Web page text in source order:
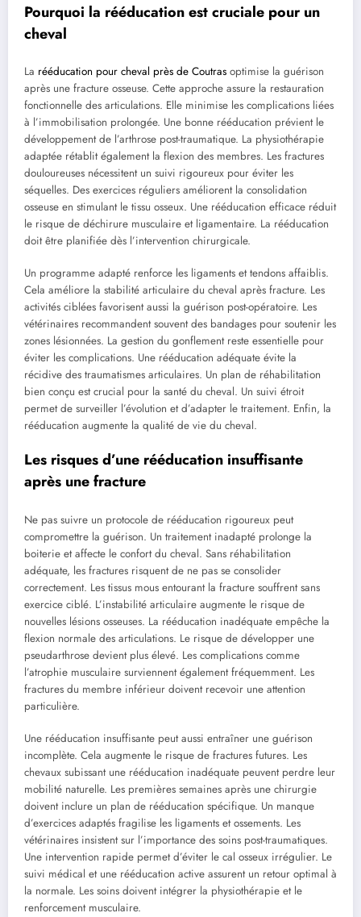
Pourquoi la rééducation est cruciale pour un
cheval
La rééducation pour cheval près de Coutras optimise la guérison
après une fracture osseuse. Cette approche assure la restauration
fonctionnelle des articulations. Elle minimise les complications liées
à l’immobilisation prolongée. Une bonne rééducation prévient le
développement de l’arthrose post-traumatique. La physiothérapie
adaptée rétablit également la flexion des membres. Les fractures
douloureuses nécessitent un suivi rigoureux pour éviter les
séquelles. Des exercices réguliers améliorent la consolidation
osseuse en stimulant le tissu osseux. Une rééducation efficace réduit
le risque de déchirure musculaire et ligamentaire. La rééducation
doit être planifiée dès l’intervention chirurgicale.
Un programme adapté renforce les ligaments et tendons affaiblis.
Cela améliore la stabilité articulaire du cheval après fracture. Les
activités ciblées favorisent aussi la guérison post-opératoire. Les
vétérinaires recommandent souvent des bandages pour soutenir les
zones lésionnées. La gestion du gonflement reste essentielle pour
éviter les complications. Une rééducation adéquate évite la
récidive des traumatismes articulaires. Un plan de réhabilitation
bien conçu est crucial pour la santé du cheval. Un suivi étroit
permet de surveiller l’évolution et d’adapter le traitement. Enfin, la
rééducation augmente la qualité de vie du cheval.
Les risques d’une rééducation insuffisante
après une fracture
Ne pas suivre un protocole de rééducation rigoureux peut
compromettre la guérison. Un traitement inadapté prolonge la
boiterie et affecte le confort du cheval. Sans réhabilitation
adéquate, les fractures risquent de ne pas se consolider
correctement. Les tissus mous entourant la fracture souffrent sans
exercice ciblé. L’instabilité articulaire augmente le risque de
nouvelles lésions osseuses. La rééducation inadéquate empêche la
flexion normale des articulations. Le risque de développer une
pseudarthrose devient plus élevé. Les complications comme
l’atrophie musculaire surviennent également fréquemment. Les
fractures du membre inférieur doivent recevoir une attention
particulière.
Une rééducation insuffisante peut aussi entraîner une guérison
incomplète. Cela augmente le risque de fractures futures. Les
chevaux subissant une rééducation inadéquate peuvent perdre leur
mobilité naturelle. Les premières semaines après une chirurgie
doivent inclure un plan de rééducation spécifique. Un manque
d’exercices adaptés fragilise les ligaments et ossements. Les
vétérinaires insistent sur l’importance des soins post-traumatiques.
Une intervention rapide permet d’éviter le cal osseux irrégulier. Le
suivi médical et une rééducation active assurent un retour optimal à
la normale. Les soins doivent intégrer la physiothérapie et le
renforcement musculaire.